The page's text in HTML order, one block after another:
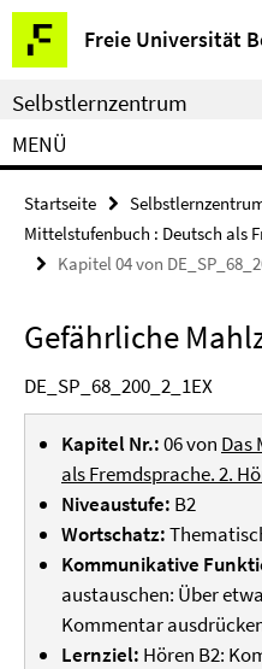
Springe
direkt
zu
Inhalt
Freie Universität
Service-
Navigation
Selbstlernzentrum
MENÜ
Startseite
Mittelstufenbuch : Deutsch als
Kapitel 04 von
Gefährliche
DE_SP_68_200_2_1EX
Kapitel Nr.:06 von Das
als Fremdsprache. 2.
Niveaustufe: B2
Wortschatz:
Kommunikative
austauschen: Über
Kommentar
Lernziel: Hören B2: